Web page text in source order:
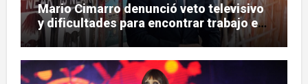
Mario Cimarro denunció veto televisivo
y dificultades para encontrar trabajo en
la actuación